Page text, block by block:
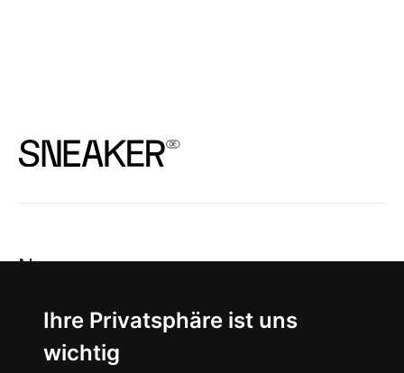
Ihre Privatsphäre ist uns
wichtig
News
About